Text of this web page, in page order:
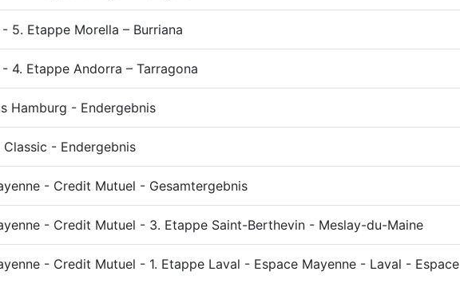
5. Etappe Morella – Burriana
4. Etappe Andorra – Tarragona
Hamburg - Endergebnis
- Endergebnis
- Credit Mutuel - Gesamtergebnis
- Credit Mutuel - 3. Etappe Saint-Berthevin - Meslay-du-Maine
- Credit Mutuel - 1. Etappe Laval - Espace Mayenne - Laval - Espace